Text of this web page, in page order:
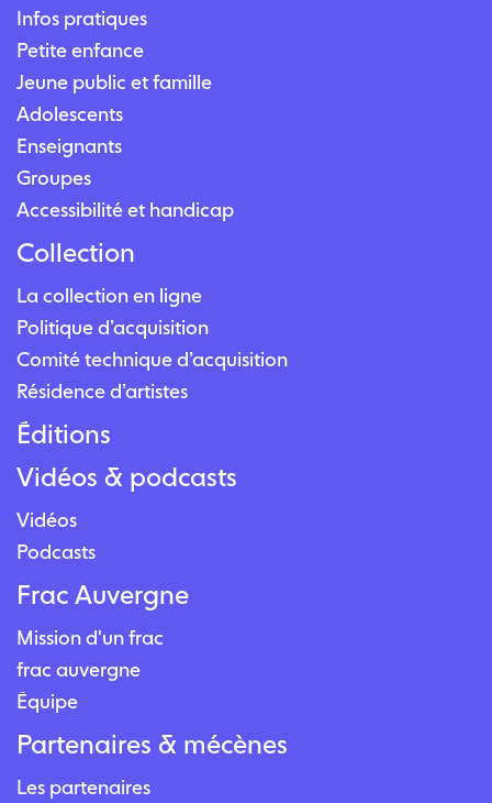
Infos pratiques
Petite enfance
Jeune public et famille
Adolescents
Enseignants
Groupes
Accessibilité et handicap
Collection
La collection en ligne
Politique d’acquisition
Comité technique d’acquisition
Résidence d’artistes
Éditions
Vidéos & podcasts
Vidéos
Podcasts
Frac Auvergne
Mission d'un frac
frac auvergne
Équipe
Partenaires & mécènes
Les partenaires